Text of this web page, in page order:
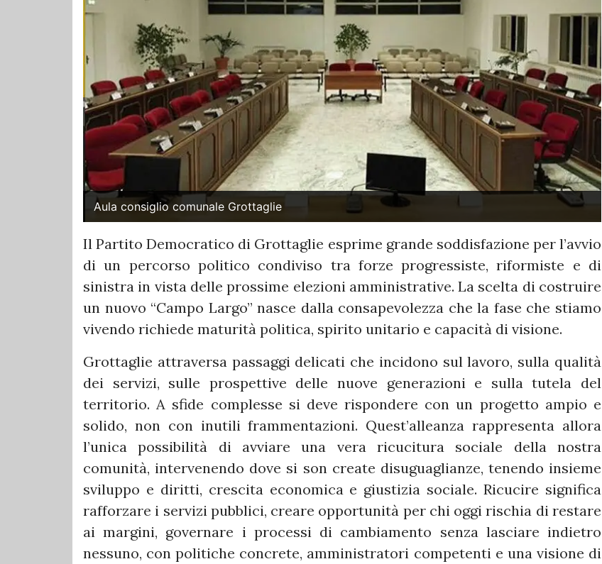
Aula consiglio comunale Grottaglie
Il Partito Democratico di Grottaglie esprime grande soddisfazione per l’avvio
di un percorso politico condiviso tra forze progressiste, riformiste e di
sinistra in vista delle prossime elezioni amministrative. La scelta di costruire
un nuovo “Campo Largo” nasce dalla consapevolezza che la fase che stiamo
vivendo richiede maturità politica, spirito unitario e capacità di visione.
Grottaglie attraversa passaggi delicati che incidono sul lavoro, sulla qualità
dei servizi, sulle prospettive delle nuove generazioni e sulla tutela del
territorio. A sfide complesse si deve rispondere con un progetto ampio e
solido, non con inutili frammentazioni. Quest’alleanza rappresenta allora
l’unica possibilità di avviare una vera ricucitura sociale della nostra
comunità, intervenendo dove si son create disuguaglianze, tenendo insieme
sviluppo e diritti, crescita economica e giustizia sociale. Ricucire significa
rafforzare i servizi pubblici, creare opportunità per chi oggi rischia di restare
ai margini, governare i processi di cambiamento senza lasciare indietro
nessuno, con politiche concrete, amministratori competenti e una visione di